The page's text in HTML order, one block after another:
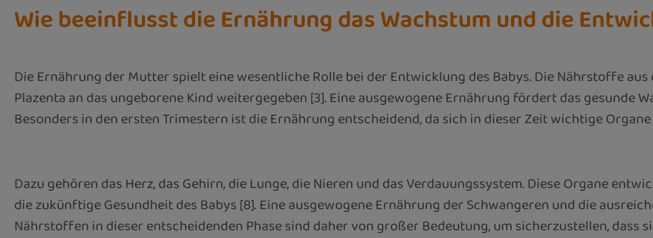
Wie beeinflusst die Ernährung das Wachstum und die
Die Ernährung der Mutter spielt eine wesentliche Rolle bei der Entwicklung des Babys. Die Nährstoffe
Plazenta an das ungeborene Kind weitergegeben [3]. Eine ausgewogene Ernährung fördert das gesunde
Besonders in den ersten Trimestern ist die Ernährung entscheidend, da sich in dieser Zeit wichtige
Dazu gehören das Herz, das Gehirn, die Lunge, die Nieren und das Verdauungssystem. Diese Organe
die zukünftige Gesundheit des Babys [8]. Eine ausgewogene Ernährung der Schwangeren und die
Nährstoffen in dieser entscheidenden Phase sind daher von großer Bedeutung, um sicherzustellen, dass